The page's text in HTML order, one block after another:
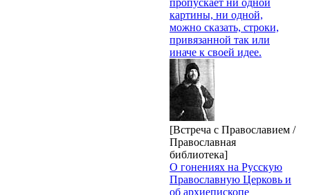
картины, ни одной,
можно сказать, строки,
привязанной так или
иначе к своей идее.
[Встреча с Православием /
Православная
библиотека]
О гонениях на Русскую
Православную Церковь и
об архиепископе